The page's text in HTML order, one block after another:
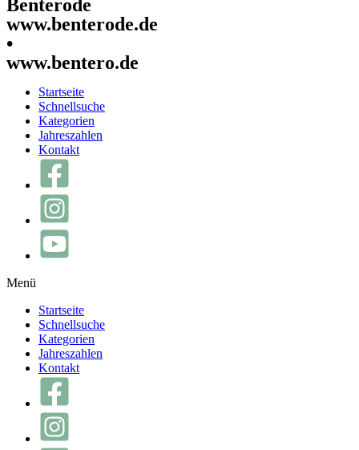
Benterode
www.benterode.de
•
www.bentero.de
Startseite
Schnellsuche
Kategorien
Jahreszahlen
Kontakt
Menü
Startseite
Schnellsuche
Kategorien
Jahreszahlen
Kontakt